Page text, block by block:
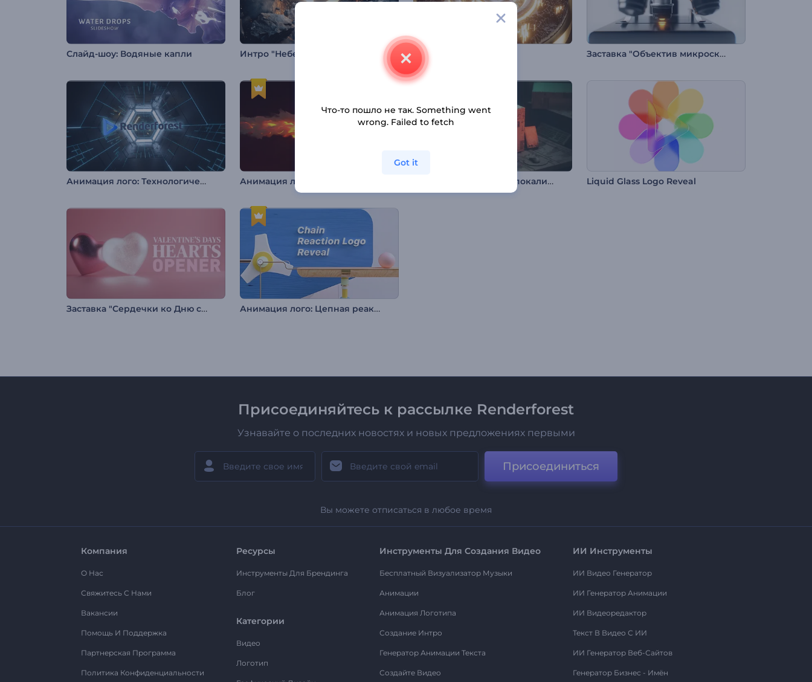
Слайд-шоу: Водяные капли Интро "Небесные камни" Интро криптовалюты Заставка "Объектив микроскопа"
Анимация лого: Технологический тоннель Анимация лого: Постапокалипсис Liquid Glass Logo Reveal
Заставка "Сердечки ко Дню святого Валентина" Анимация лого: Цепная реакция
Присоединяйтесь к рассылке Renderforest
Узнавайте о последних новостях и новых предложениях первыми
Присоединиться
Вы можете отписаться в любое время
Компания
О Нас
Свяжитесь С Нами
Вакансии
Помощь И Поддержка
Партнерская Программа
Политика Конфиденциальности
Ресурсы
Инструменты Для Брендинга
Блог
Категории
Видео
Логотип
Инструменты Для Создания Видео
Бесплатный Визуализатор Музыки
Анимации
Анимация Логотипа
Создание Интро
Генератор Анимации Текста
Создайте Видео
ИИ Инструменты
ИИ Видео Генератор
ИИ Генератор Анимации
ИИ Видеоредактор
Текст В Видео С ИИ
ИИ Генератор Веб-Сайтов
Генератор Бизнес - Имён
Что-то пошло не так. Something went
wrong. Failed to fetch
Got it